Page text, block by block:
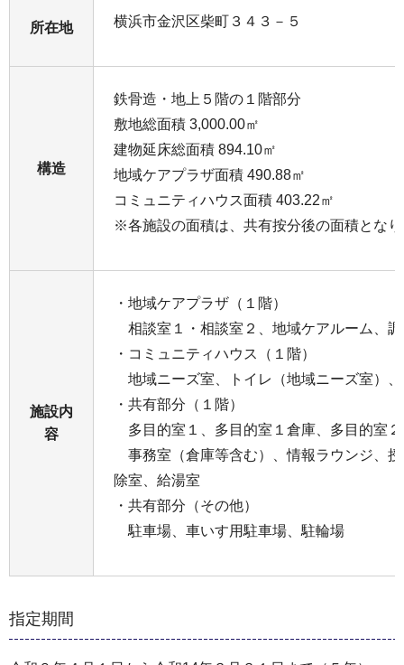
所在地 横浜市金沢区柴町３４３－５
構造
鉄骨造・地上５階の１階部分
敷地総面積 3,000.00㎡
建物延床総面積 894.10㎡
地域ケアプラザ面積 490.88㎡
コミュニティハウス面積 403.22㎡
※各施設の面積は、共有按分後の面積とな
施設内
容
・地域ケアプラザ（１階）
相談室１・相談室２、地域ケアルーム、
・コミュニティハウス（１階）
地域ニーズ室、トイレ（地域ニーズ室）
・共有部分（１階）
多目的室１、多目的室１倉庫、多目的室
事務室（倉庫等含む）、情報ラウンジ、
除室、給湯室
・共有部分（その他）
駐車場、車いす用駐車場、駐輪場
指定期間